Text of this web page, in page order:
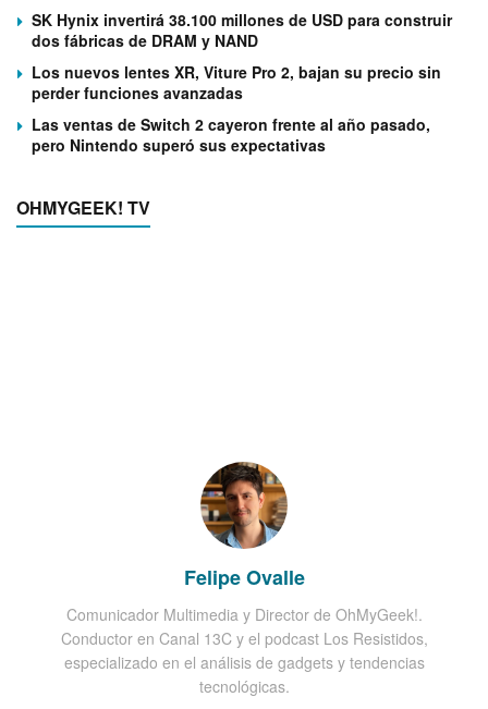
SK Hynix invertirá 38.100 millones de USD para construir
dos fábricas de DRAM y NAND
Los nuevos lentes XR, Viture Pro 2, bajan su precio sin
perder funciones avanzadas
Las ventas de Switch 2 cayeron frente al año pasado,
pero Nintendo superó sus expectativas
OHMYGEEK! TV
Felipe Ovalle
Comunicador Multimedia y Director de OhMyGeek!.
Conductor en Canal 13C y el podcast Los Resistidos,
especializado en el análisis de gadgets y tendencias
tecnológicas.